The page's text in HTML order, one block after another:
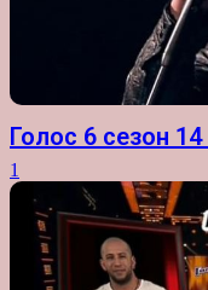
Голос 6 сезон
1